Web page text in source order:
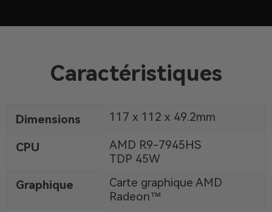
Caractéristiques
Dimensions 117 x 112 x 49.2mm
CPU
AMD R9-7945HS
TDP 45W
Graphique
Carte graphique AMD
Radeon™